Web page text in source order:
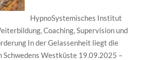
HypnoSystemisches Institut
Coaching, Supervision und
In der Gelassenheit liegt die
Schwedens Westküste 19.09.2025 –